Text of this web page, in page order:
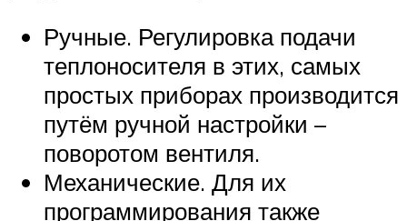
Ручные. Регулировка подачи
теплоносителя в этих, самых
простых приборах производится
путём ручной настройки –
поворотом вентиля.
Механические. Для их
программирования также